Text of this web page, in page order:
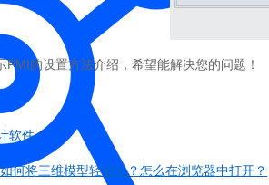
PMI的设置方法介绍，希望能解决您的问题！
软件
何将三维模型轻量化？怎么在浏览器中打开？